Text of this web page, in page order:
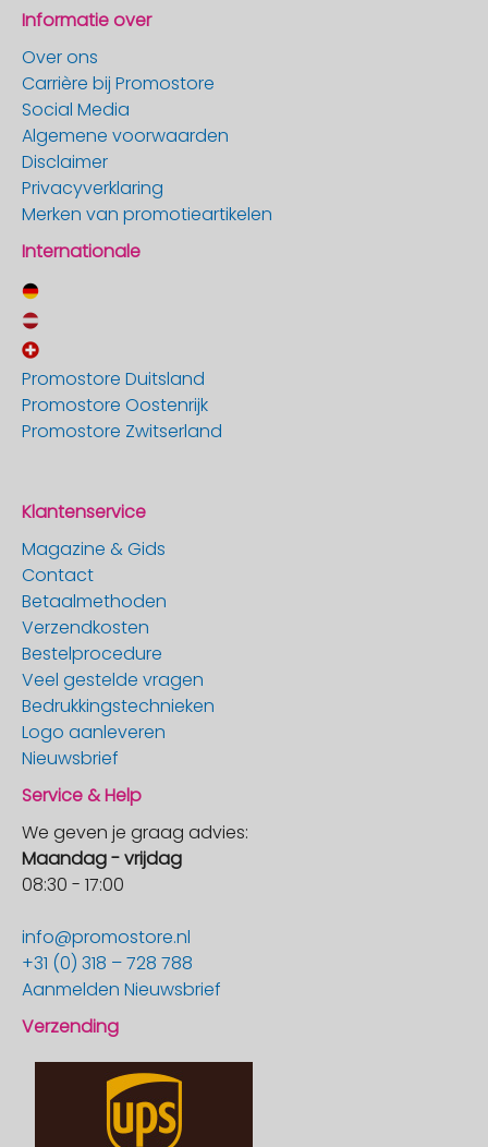
Informatie over
Over ons
Carrière bij Promostore
Social Media
Algemene voorwaarden
Disclaimer
Privacyverklaring
Merken van promotieartikelen
Internationale
Promostore Duitsland
Promostore Oostenrijk
Promostore Zwitserland
Klantenservice
Magazine & Gids
Contact
Betaalmethoden
Verzendkosten
Bestelprocedure
Veel gestelde vragen
Bedrukkingstechnieken
Logo aanleveren
Nieuwsbrief
Service & Help
We geven je graag advies:
Maandag - vrijdag
08:30 - 17:00
info@promostore.nl
+31 (0) 318 – 728 788
Aanmelden Nieuwsbrief
Verzending